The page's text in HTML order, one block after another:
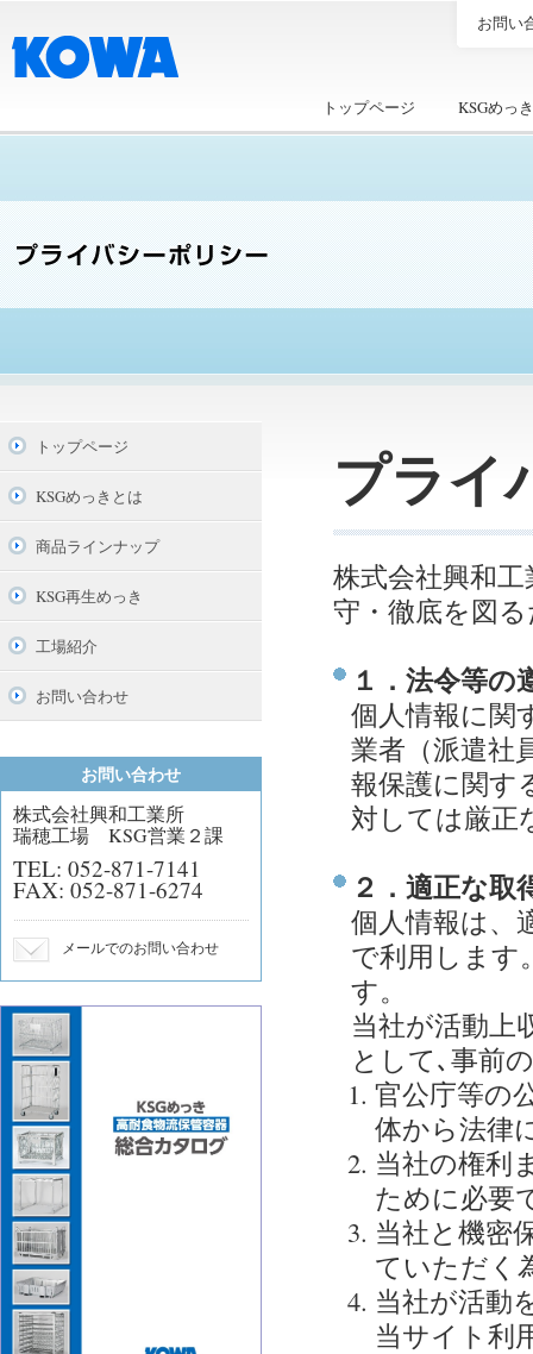
お問い
トップページ KSGめっ
トップページ
KSGめっきとは
商品ラインナップ
KSG再生めっき
工場紹介
お問い合わせ
お問い合わせ
株式会社興和工業所
瑞穂工場 KSG営業２課
TEL: 052-871-7141
FAX: 052-871-6274
メールでのお問い合わせ
プライ
株式会社興和
守・徹底を図
１．法令等の
個人情報に関
業者（派遣社
報保護に関す
対しては厳正
２．適正な取
個人情報は、
で利用します
す。
当社が活動上
として､事前
官公庁等の
体から法律
当社の権利
ために必要
当社と機密
ていただく
当社が活動
当サイト利